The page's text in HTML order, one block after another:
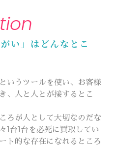
い」はどんなとこ
いうツールを使い、お客様
、人と人とが接するとこ
ろが人として大切なのだな
1台1台を必死に買取してい
ト的な存在になれるところ